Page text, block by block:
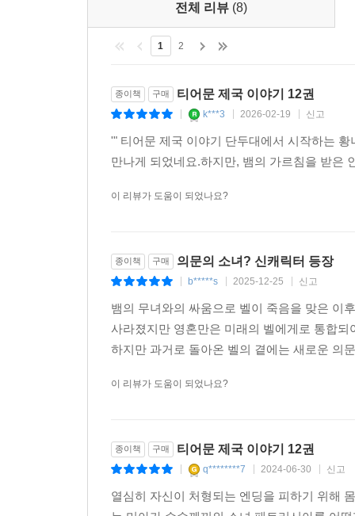
전체 리뷰 (8)
1 2
종이책 구매 티어문 제국 이야기 12권
k***3 2026-02-19 신고
'" 티어문 제국 이야기 단두대에서 시작하는
만나게 되었네요.하지만, 뱀의 가르침을 받은
이 리뷰가 도움이 되었나요?
종이책 구매 의문의 소녀? 신캐릭터 등장
b*****s 2025-12-25 신고
뱀의 무녀와의 싸움으로 벨이 죽음을 맞은 이
사라졌지만 영혼만은 미래의 벨에게로 통합
하지만 과거로 돌아온 벨의 곁에는 새로운 의
이 리뷰가 도움이 되었나요?
종이책 구매 티어문 제국 이야기 12권
q********7 2024-06-30 신고
열심히 자신이 처형되는 엔딩을 피하기 위해